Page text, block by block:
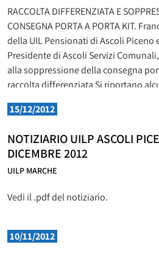
RACCOLTA DIFFERENZIATA E
CONSEGNA PORTA A PORTA KIT.
della UIL Pensionati di Ascoli Piceno
Presidente di Ascoli Servizi
alla soppressione della consegna
raccolta differenziata Si riportano
15/12/2012
NOTIZIARIO UILP ASCOLI
DICEMBRE 2012
UILP MARCHE
Vedi il .pdf del notiziario.
10/11/2012